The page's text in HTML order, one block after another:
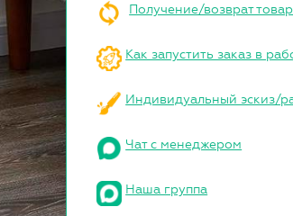
Получение/возврат
Как запустить заказ в
Индивидуальный эскиз/
Чат с менеджером
Наша группа